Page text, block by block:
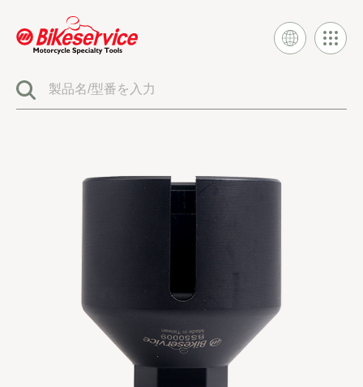
BIKESERVICE シグネチャー
燃料噴射とキャブレターツール
エンジンシステムツール
クラッチとトランスミッションツール
ステアリングとサスペンションツール